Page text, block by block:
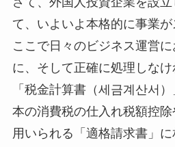
て、いよいよ本格的に事業が
ここで日々のビジネス運営
に、そして正確に処理しな
「税金計算書（세금계산서
本の消費税の仕入れ税額控
用いられる「適格請求書」